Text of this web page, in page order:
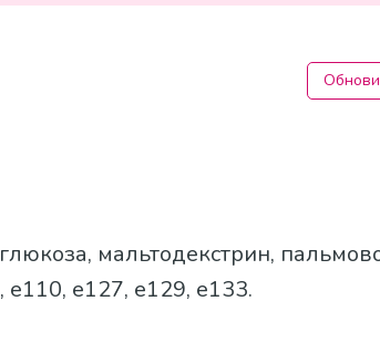
мальтодекстрин,
е110, е127, е129, е133.